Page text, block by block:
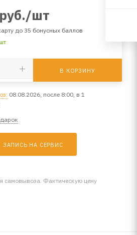
руб./шт
до 35 бонусных баллов
В КОРЗИНУ
08.08.2026, после 8:00, в 1
ЗАПИСЬ НА СЕРВИС
самовывоза. Фактическую цену